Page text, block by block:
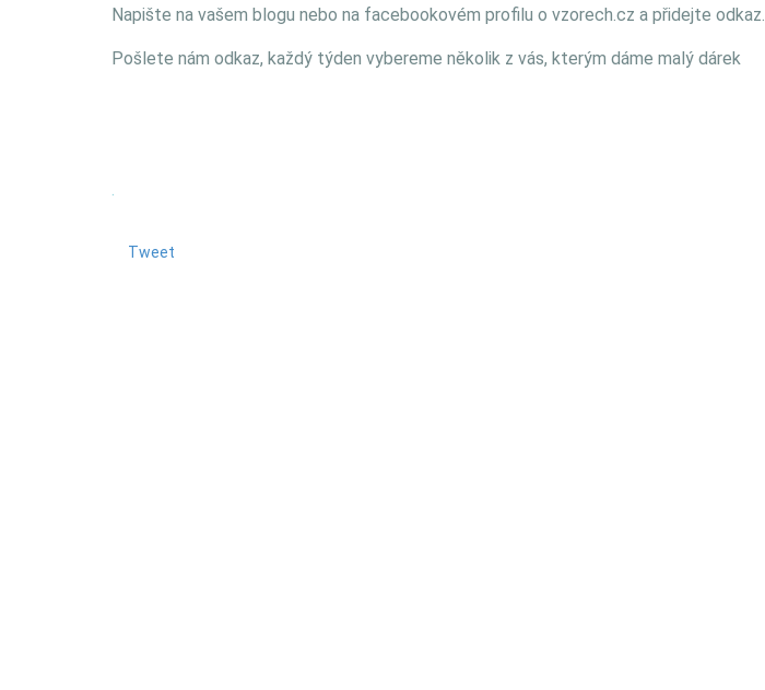
Napište na vašem blogu nebo na facebookovém profilu o vzorech.cz a přidejte odkaz.
Pošlete nám odkaz, každý týden vybereme několik z vás, kterým dáme malý dárek
.
Tweet